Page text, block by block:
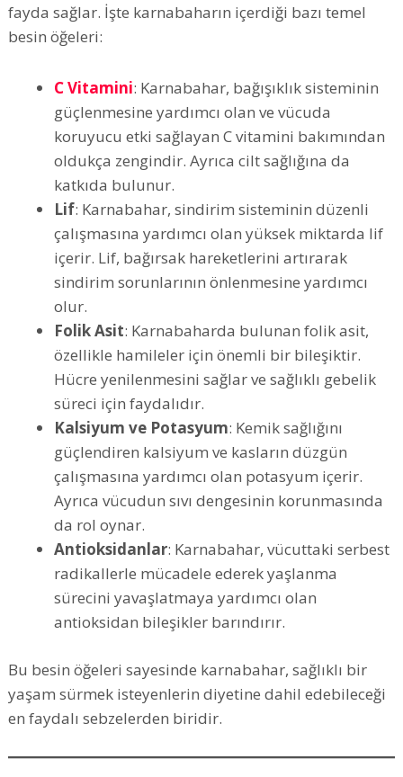
fayda sağlar. İşte karnabaharın içerdiği bazı temel
besin öğeleri:
C Vitamini: Karnabahar, bağışıklık sisteminin
güçlenmesine yardımcı olan ve vücuda
koruyucu etki sağlayan C vitamini bakımından
oldukça zengindir. Ayrıca cilt sağlığına da
katkıda bulunur.
Lif: Karnabahar, sindirim sisteminin düzenli
çalışmasına yardımcı olan yüksek miktarda lif
içerir. Lif, bağırsak hareketlerini artırarak
sindirim sorunlarının önlenmesine yardımcı
olur.
Folik Asit: Karnabaharda bulunan folik asit,
özellikle hamileler için önemli bir bileşiktir.
Hücre yenilenmesini sağlar ve sağlıklı gebelik
süreci için faydalıdır.
Kalsiyum ve Potasyum: Kemik sağlığını
güçlendiren kalsiyum ve kasların düzgün
çalışmasına yardımcı olan potasyum içerir.
Ayrıca vücudun sıvı dengesinin korunmasında
da rol oynar.
Antioksidanlar: Karnabahar, vücuttaki serbest
radikallerle mücadele ederek yaşlanma
sürecini yavaşlatmaya yardımcı olan
antioksidan bileşikler barındırır.
Bu besin öğeleri sayesinde karnabahar, sağlıklı bir
yaşam sürmek isteyenlerin diyetine dahil edebileceği
en faydalı sebzelerden biridir.